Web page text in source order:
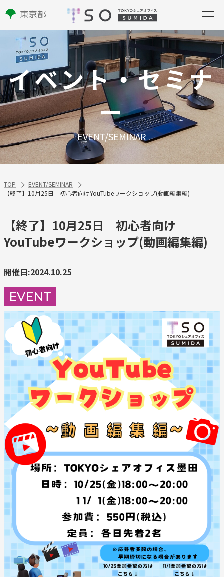
イベント・セミナ
ー
EVENT/SEMINAR
TOP
EVENT/SEMINAR
【終了】10月25日 初心者向けYouTubeワークショップ(動画編集編)
【終了】10月25日 初心者向け
YouTubeワークショップ(動画編集編)
開催日:2024.10.25
EVENT